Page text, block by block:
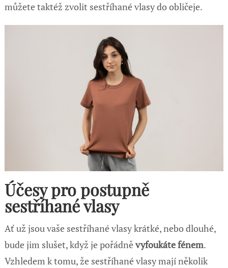
můžete taktéž zvolit sestříhané vlasy do obličeje.
Účesy pro postupně
sestříhané vlasy
Ať už jsou vaše sestříhané vlasy krátké, nebo dlouhé,
bude jim slušet, když je pořádněvyfoukáte fénem.
Vzhledem k tomu, že sestříhané vlasy mají několik